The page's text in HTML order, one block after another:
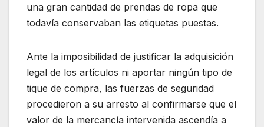
una gran cantidad de prendas de ropa que
todavía conservaban las etiquetas puestas.
Ante la imposibilidad de justificar la adquisición
legal de los artículos ni aportar ningún tipo de
tique de compra, las fuerzas de seguridad
procedieron a su arresto al confirmarse que el
valor de la mercancía intervenida ascendía a